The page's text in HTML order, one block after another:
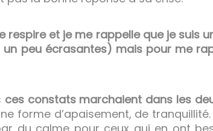
respire et je me rappelle que je suis
peu écrasantes) mais pour me
ces constats marchaient dans les
forme d’apaisement, de